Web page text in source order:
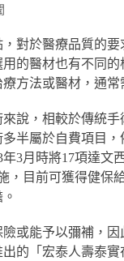
對於醫療品質的
的醫材也有不同
方法或醫材，通常
說，相較於傳統
半屬於自費項目
3月時將17項達文
，目前可獲得健保
或能予以彌補，
的「宏泰人壽泰